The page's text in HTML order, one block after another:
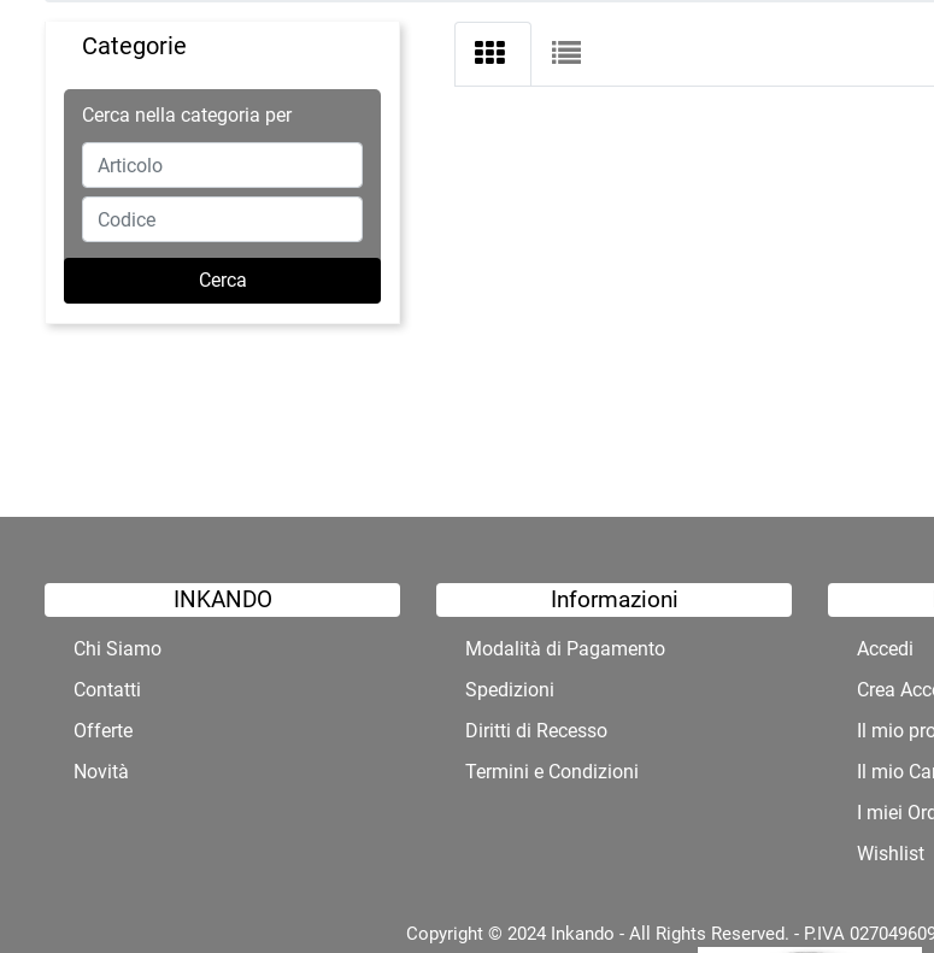
Categorie
Cerca nella categoria per
INKANDO
Chi Siamo
Contatti
Offerte
Novità
Informazioni
Modalità di Pagamento
Spedizioni
Diritti di Recesso
Termini e Condizioni
Accedi
Crea
Il mio
Il mio
I miei
Wishlist
Copyright © 2024 Inkando - All Rights Reserved. - P.IVA